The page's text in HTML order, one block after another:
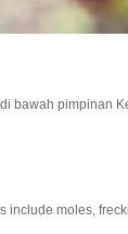
bawah pimpinan
include moles,